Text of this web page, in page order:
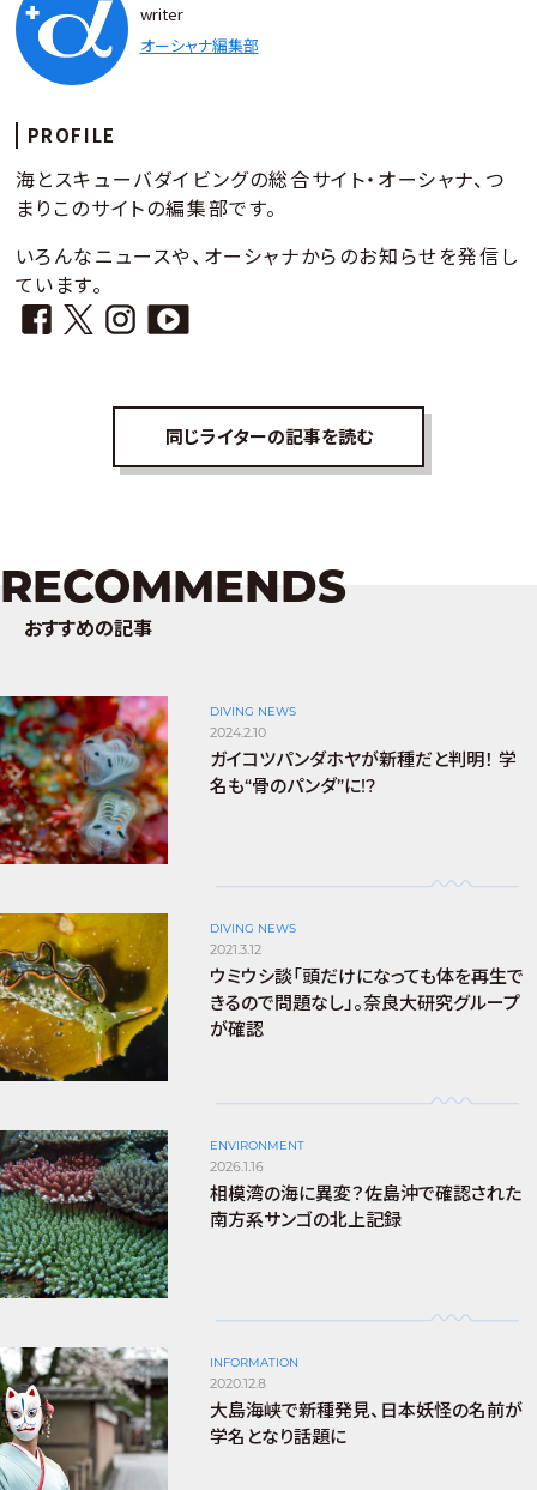
writer
オーシャナ編集部
PROFILE
海とスキューバダイビングの総合サイト・オーシャナ、つ
まりこのサイトの編集部です。
いろんなニュースや、オーシャナからのお知らせを発信し
ています。
同じライターの記事を読む
RECOMMENDS
おすすめの記事
DIVING NEWS
2024.2.10
ガイコツパンダホヤが新種だと判明！ 学
名も“骨のパンダ”に!?
DIVING NEWS
2021.3.12
ウミウシ談「頭だけになっても体を再生で
きるので問題なし」。奈良大研究グループ
が確認
ENVIRONMENT
2026.1.16
相模湾の海に異変？佐島沖で確認された
南方系サンゴの北上記録
INFORMATION
2020.12.8
大島海峡で新種発見、日本妖怪の名前が
学名となり話題に